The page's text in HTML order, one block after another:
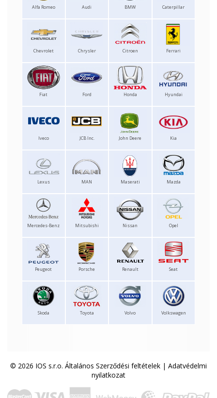
Alfa Romeo Audi BMW Caterpillar
Chevrolet Chrysler Citroen Ferrari
Fiat Ford Honda Hyundai
Iveco JCB Inc. John Deere Kia
Lexus MAN Maserati Mazda
Mercedes-Benz Mitsubishi Nissan Opel
Peugeot Porsche Renault Seat
Skoda Toyota Volvo Volkswagen
© 2026 IOS s.r.o. Általános Szerződési feltételek | Adatvédelmi
nyilatkozat